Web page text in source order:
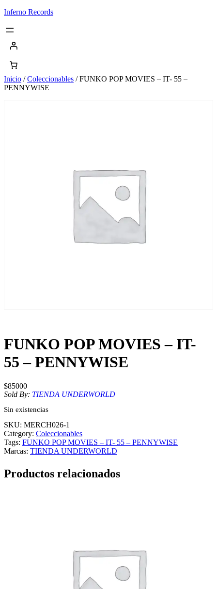
Saltar
contenido
Inferno Records
Inicio /Coleccionables / FUNKO POP MOVIES – IT- 55 –
PENNYWISE
FUNKO POP MOVIES – IT-
55 – PENNYWISE
$85000
Sold By: TIENDA UNDERWORLD
Sin existencias
SKU: MERCH026-1
Category: Coleccionables
Tags: FUNKO POP MOVIES – IT- 55 – PENNYWISE
Marcas: TIENDA UNDERWORLD
Productos relacionados